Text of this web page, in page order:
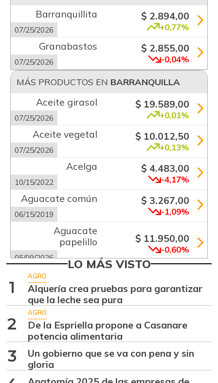
Barranquillita
07/25/2026
$ 2.894,00
+0,77%
Granabastos
07/25/2026
$ 2.855,00
-0,04%
MÁS PRODUCTOS EN BARRANQUILLA
Aceite girasol
07/25/2026
$ 19.589,00
+0,01%
Aceite vegetal
07/25/2026
$ 10.012,50
+0,13%
Acelga
10/15/2022
$ 4.483,00
-4,17%
Aguacate común
06/15/2019
$ 3.267,00
-1,09%
Aguacate
papelillo
05/09/2026
$ 11.950,00
-0,60%
07/18/2026 -0,19%
Ahuyamín
08/05/2017
$ 870,00
Ajo
07/25/2026
$ 5.539,00
-0,49%
Ají dulce $ 2.875,00
LO MÁS VISTO
1
AGRO
Alquería crea pruebas para garantizar
que la leche sea pura
2
AGRO
De la Espriella propone a Casanare
potencia alimentaria
3
Un gobierno que se va con pena y sin
gloria